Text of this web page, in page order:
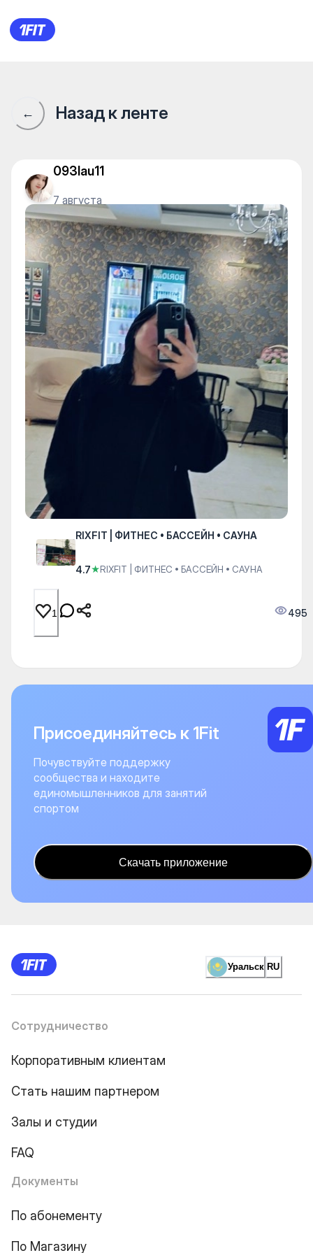
RIXFIT | ФИТНЕС •
← Назад к ленте
093lau11
7 августа
RIXFIT | ФИТНЕС • БАССЕЙН • САУНА
4.7★RIXFIT | ФИТНЕС • БАССЕЙН • САУНА
1 495
Присоединяйтесь к 1Fit
Почувствуйте поддержку
сообщества и находите
единомышленников для занятий
спортом
Скачать приложение
Уральск RU
Сотрудничество
Корпоративным клиентам
Стать нашим партнером
Залы и студии
FAQ
Документы
По абонементу
По Магазину